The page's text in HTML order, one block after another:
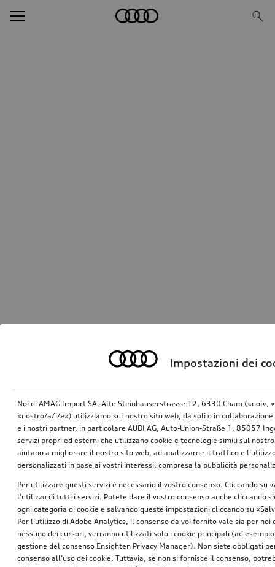
Impostazioni dei
Noi di AMAG Import SA, Alte Steinhauserstrasse 12, 6330 Cham («noi»,
«nostro/a/i/e») utilizziamo sul nostro sito web, da soli o in
e i nostri partner, in particolare AUDI AG, Auto-Union-Straße 1, 85057
servizi propri ed esterni che utilizzano cookie e tecnologie simili sul
aiutano a migliorare il nostro sito web, ad analizzarne il traffico e
personalizzati in base ai vostri interessi, compresa la pubblicità
Per utilizzare questi servizi è necessario il vostro consenso. Cliccando
l’utilizzo di tutti i servizi. Potete dare il vostro consenso anche cliccando
ogni categoria di cookie e salvando queste impostazioni cliccando su
Per l’utilizzo di Adobe Analytics, il consenso da voi fornito vale sia per noi
nessuno dei cursori, verranno utilizzati solo i cookie principali (ad
gestione del consenso Ensighten Privacy Manager). Non siete obbligati
consenso all’uso dei cookie. Tuttavia, se non si fornisce il consenso,